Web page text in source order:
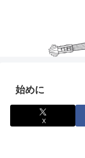
始めに
X